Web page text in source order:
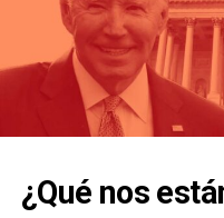
¿Qué nos